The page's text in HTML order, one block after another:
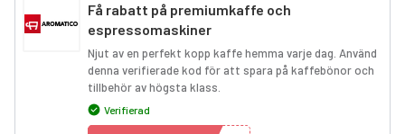
Få rabatt på premiumkaffe och
espressomaskiner
Njut av en perfekt kopp kaffe hemma varje dag. Använd
denna verifierade kod för att spara på kaffebönor och
tillbehör av högsta klass.
Verifierad